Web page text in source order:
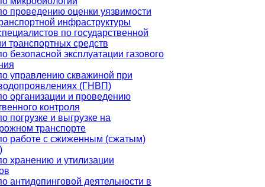
проведению оценки уязвимости
инфраструктуры
по государственной
транспортных средств
безопасной эксплуатации газового
управлению скважиной при
(ГНВП)
организации и проведению
контроля
погрузке и выгрузке на
транспорте
работе с сжиженным (сжатым)
хранению и утилизации
антидопинговой деятельности в